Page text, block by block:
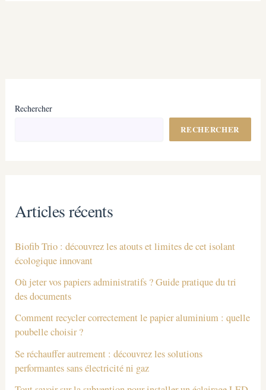
Rechercher
RECHERCHER
Articles récents
Biofib Trio : découvrez les atouts et limites de cet isolant
écologique innovant
Où jeter vos papiers administratifs ? Guide pratique du tri
des documents
Comment recycler correctement le papier aluminium : quelle
poubelle choisir ?
Se réchauffer autrement : découvrez les solutions
performantes sans électricité ni gaz